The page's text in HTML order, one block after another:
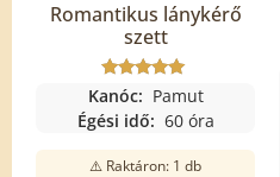
Romantikus lánykérő
szett
Értékelés:
5.00
/ 5
Kanóc: Pamut
Égési idő: 60 óra
⚠️ Raktáron: 1 db